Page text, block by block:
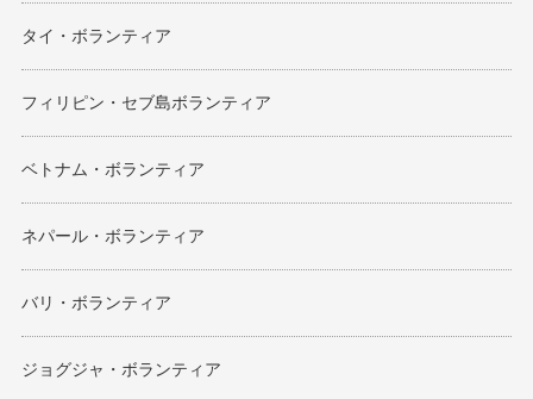
タイ・ボランティア
フィリピン・セブ島ボランティア
ベトナム・ボランティア
ネパール・ボランティア
バリ・ボランティア
ジョグジャ・ボランティア